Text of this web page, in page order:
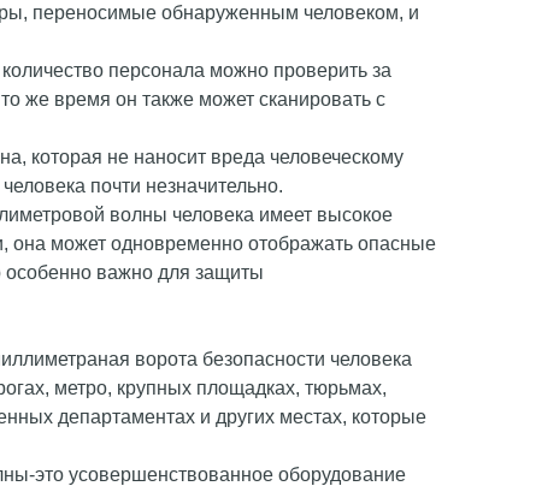
переносимые обнаруженным человеком, и
персонала можно проверить за
же время он также может сканировать с
которая не наносит вреда человеческому
почти незначительно.
волны человека имеет высокое
она может одновременно отображать опасные
особенно важно для защиты
ворота безопасности человека
метро, ​​крупных площадках, тюрьмах,
департаментах и ​​других местах, которые
это усовершенствованное оборудование